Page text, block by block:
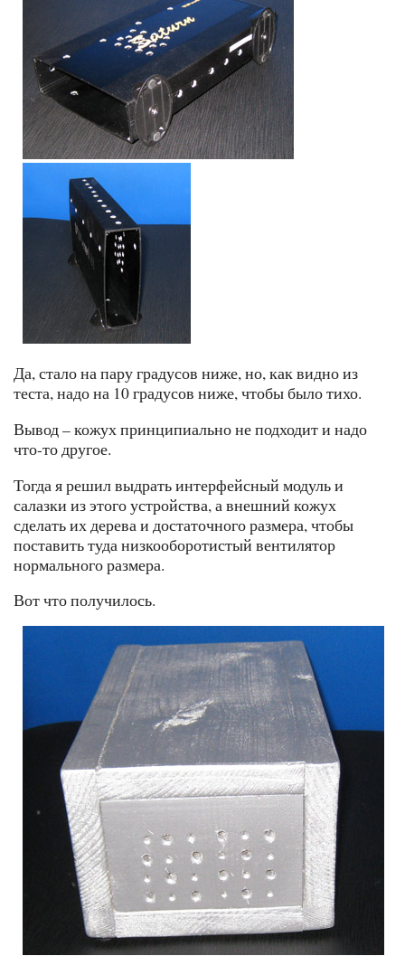
Да, стало на пару градусов ниже, но, как видно из
теста, надо на 10 градусов ниже, чтобы было тихо.
Вывод – кожух принципиально не подходит и надо
что-то другое.
Тогда я решил выдрать интерфейсный модуль и
салазки из этого устройства, а внешний кожух
сделать их дерева и достаточного размера, чтобы
поставить туда низкооборотистый вентилятор
нормального размера.
Вот что получилось.